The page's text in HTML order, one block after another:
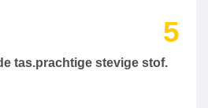
5
tas.prachtige stevige stof.